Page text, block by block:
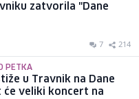
zatvorila "Dane
7 214
PETKA
u Travnik na Dane
će veliki koncert na